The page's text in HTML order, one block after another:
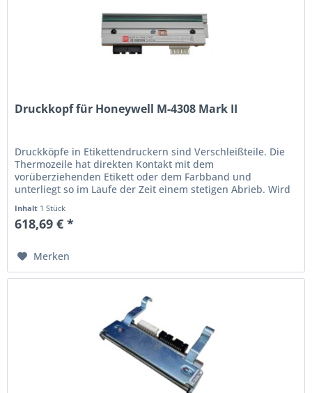
Druckkopf für Honeywell M-4308 Mark II
Druckköpfe in Etikettendruckern sind Verschleißteile. Die
Thermo­zeile hat direkten Kontakt mit dem
vorüberziehenden Etikett oder dem Farbband und
unterliegt so im Laufe der Zeit einem stetigen Abrieb. Wird
Inhalt 1 Stück
618,69 € *
Merken